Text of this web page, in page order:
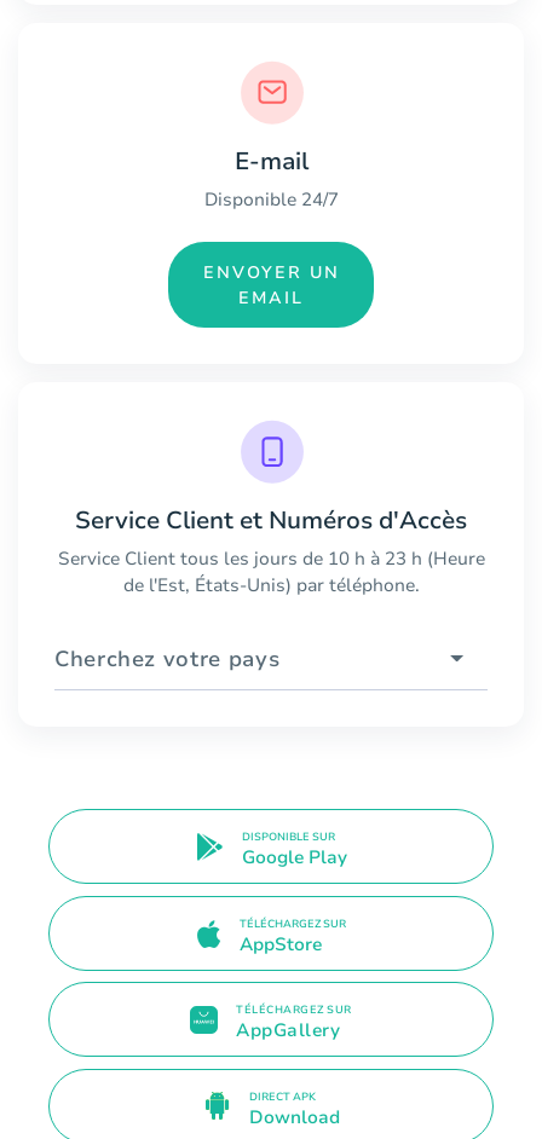
E-mail
Disponible 24/7
ENVOYER UN
EMAIL
Service Client et Numéros d'Accès
Service Client tous les jours de 10 h à 23 h (Heure
de l'Est, États-Unis) par téléphone.
Cherchez votre pays
DISPONIBLE SUR
Google Play
TÉLÉCHARGEZ SUR
AppStore
TÉLÉCHARGEZ SUR
AppGallery
DIRECT APK
Download